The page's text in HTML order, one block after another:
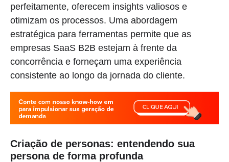
perfeitamente, oferecem insights valiosos e
otimizam os processos. Uma abordagem
estratégica para ferramentas permite que as
empresas SaaS B2B estejam à frente da
concorrência e forneçam uma experiência
consistente ao longo da jornada do cliente.
Criação de personas: entendendo sua
persona de forma profunda